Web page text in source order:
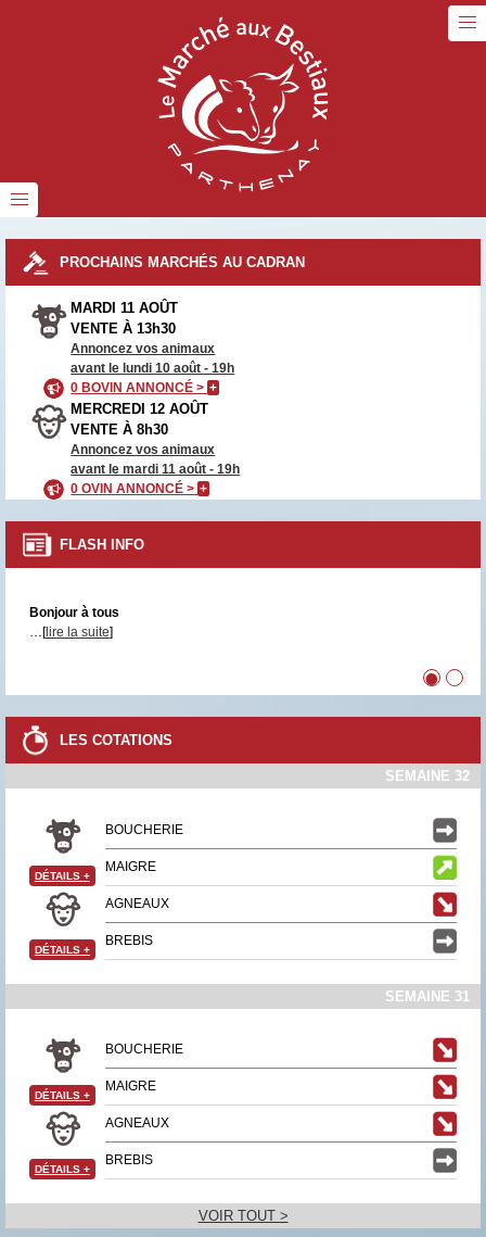
PROCHAINS MARCHÉS AU CADRAN
MARDI 11 AOÛT
VENTE À 13h30
Annoncez vos animaux
avant le lundi 10 août - 19h
0 BOVIN ANNONCÉ >+
MERCREDI 12 AOÛT
VENTE À 8h30
Annoncez vos animaux
avant le mardi 11 août - 19h
0 OVIN ANNONCÉ >+
FLASH INFO
Bonjour à tous
…[lire la suite]
••
LES COTATIONS
SEMAINE 32
BOUCHERIE
MAIGRE
DÉTAILS +
AGNEAUX
BREBIS
DÉTAILS +
SEMAINE 31
BOUCHERIE
MAIGRE
DÉTAILS +
AGNEAUX
BREBIS
DÉTAILS +
VOIR TOUT >